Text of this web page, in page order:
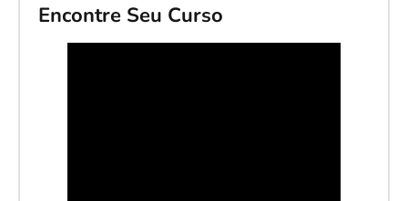
Encontre Seu Curso